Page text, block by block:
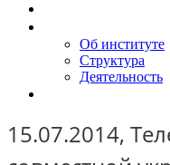
Об институте
Структура
Деятельность
15.07.2014,